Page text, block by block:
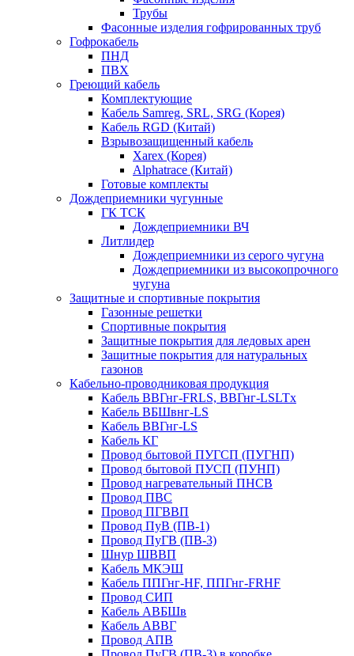
Трубы
Фасонные изделия гофрированных труб
Гофрокабель
ПНД
ПВХ
Греющий кабель
Комплектующие
Кабель Samreg, SRL, SRG (Корея)
Кабель RGD (Китай)
Взрывозащищенный кабель
Xarex (Корея)
Alphatrace (Китай)
Готовые комплекты
Дождеприемники чугунные
ГК ТСК
Дождеприемники ВЧ
Литлидер
Дождеприемники из серого чугуна
Дождеприемники из высокопрочного
чугуна
Защитные и спортивные покрытия
Газонные решетки
Спортивные покрытия
Защитные покрытия для ледовых арен
Защитные покрытия для натуральных
газонов
Кабельно-проводниковая продукция
Кабель ВВГнг-FRLS, ВВГнг-LSLTx
Кабель ВБШвнг-LS
Кабель ВВГнг-LS
Кабель КГ
Провод бытовой ПУГСП (ПУГНП)
Провод бытовой ПУСП (ПУНП)
Провод нагревательный ПНСВ
Провод ПВС
Провод ПГВВП
Провод ПуВ (ПВ-1)
Провод ПуГВ (ПВ-3)
Шнур ШВВП
Кабель МКЭШ
Кабель ППГнг-HF, ППГнг-FRHF
Провод СИП
Кабель АВБШв
Кабель АВВГ
Провод АПВ